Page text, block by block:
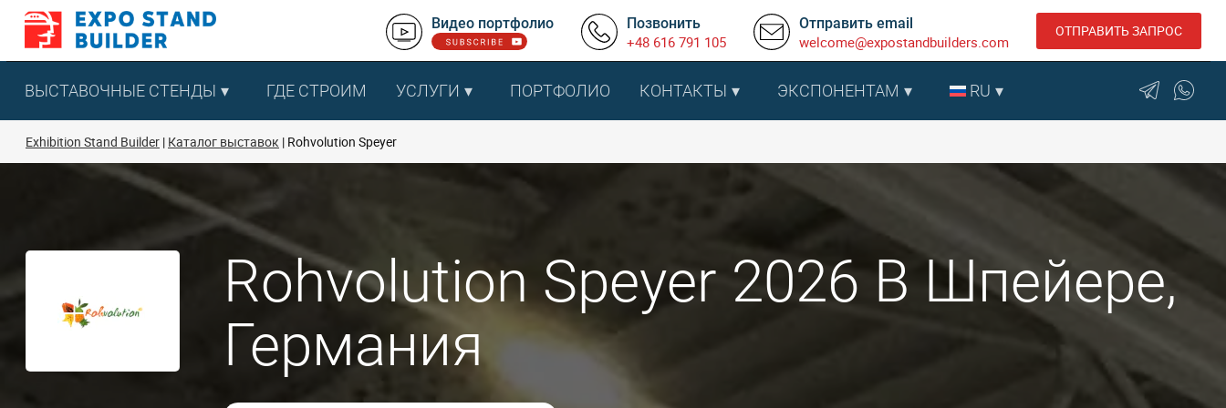
Перейти
содержанию
Видео портфолио Позвонить
+48 616 791 105
Отправить email
welcome@expostandbuilders.com
ОТПРАВИТЬ ЗАПРОС
ВЫСТАВОЧНЫЕ СТЕНДЫ ГДЕ СТРОИМ УСЛУГИ ПОРТФОЛИО КОНТАКТЫ ЭКСПОНЕНТАМ RU
Exhibition Stand Builder Каталог выставок Rohvolution Speyer
Rohvolution Speyer 2026 В Шпейере,
Германия